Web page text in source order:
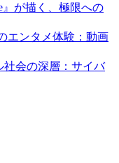
』が描く、極限への
エンタメ体験：動画
社会の深層：サイバ